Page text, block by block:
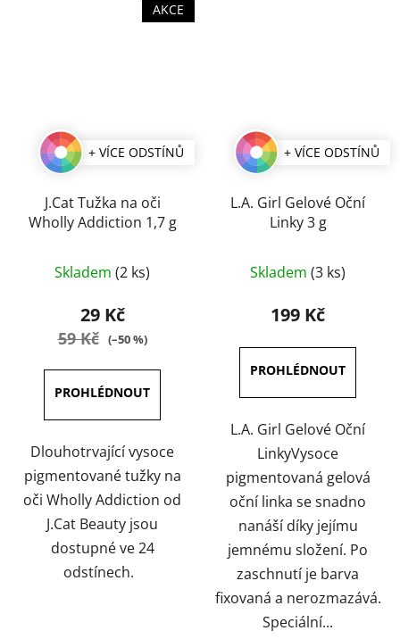
AKCE
+ VÍCE ODSTÍNŮ
J.Cat Tužka na oči
Wholly Addiction 1,7 g
hodnocení
produktu
5
hvězdiček.
Skladem (2 ks)
29 Kč
59 Kč (–50 %)
Dlouhotrvající vysoce
pigmentované tužky na
oči Wholly Addiction od
J.Cat Beauty jsou
dostupné ve 24
odstínech.
+ VÍCE ODSTÍNŮ
L.A. Girl Gelové Oční
Linky 3 g
hodnocení
produktu
3,8
z
5
hvězdiček.
Skladem (3 ks)
199 Kč
L.A. Girl Gelové Oční
LinkyVysoce
pigmentovaná gelová
oční linka se snadno
nanáší díky jejímu
jemnému složení. Po
zaschnutí je barva
fixovaná a nerozmazává.
Speciální...